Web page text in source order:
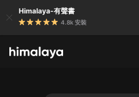
Himalaya-有聲書
4.8k 安裝